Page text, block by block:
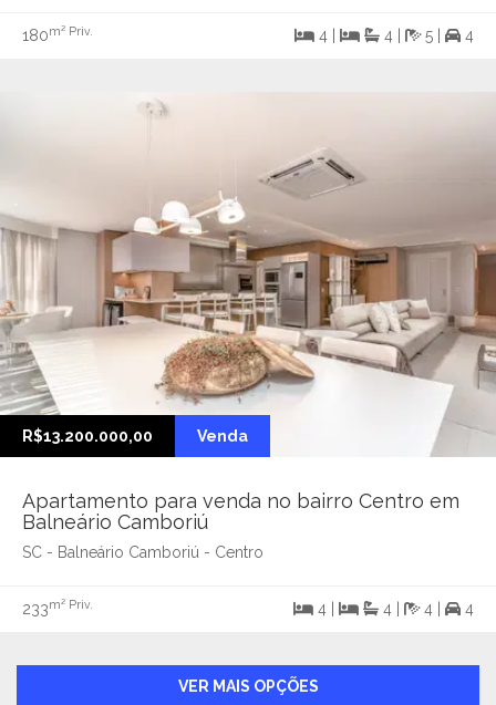
180m² Priv. 4 | 4 | 5 | 4
R$13.200.000,00 Venda
Apartamento para venda no bairro Centro em
Balneário Camboriú
SC - Balneário Camboriú - Centro
233m² Priv. 4 | 4 | 4 | 4
VER MAIS OPÇÕES